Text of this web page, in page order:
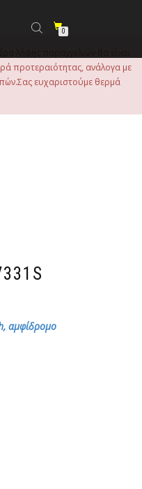
0
προτεραιότητας, ανάλογα με
ευχαριστούμε θερμά
αμφίδρομο